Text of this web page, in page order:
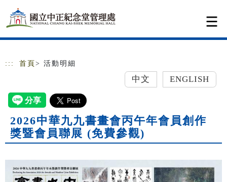
跳到主要內容
網站導覽
::: 首頁 > 活動明細
中文 ENGLISH
2026中華九九書畫會丙午年會員創作
獎暨會員聯展 (免費參觀)